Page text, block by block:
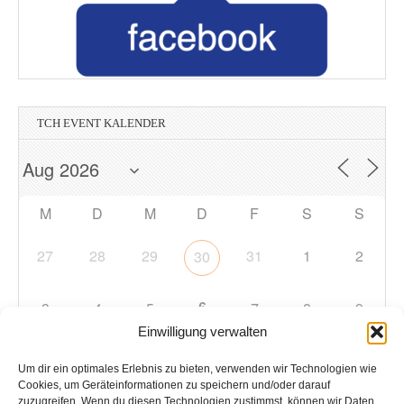
Einwilligung verwalten
Um dir ein optimales Erlebnis zu bieten, verwenden wir Technologien wie
Cookies, um Geräteinformationen zu speichern und/oder darauf
zuzugreifen. Wenn du diesen Technologien zustimmst, können wir Daten
TCH EVENT KALENDER
M D M D F S S
27 28 29 30 31 1 2
3 4 5 6 7 8 9
10 11 12 13 14 15